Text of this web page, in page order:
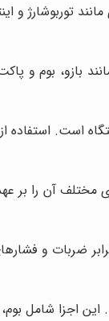
توربوشارژ
بازو، بوم
استفاده از
آن را بر
ضربات و
این اجزا شامل